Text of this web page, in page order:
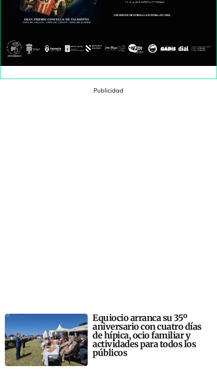
Publicidad
Equiocio arranca su 35º
aniversario con cuatro días
de hípica, ocio familiar y
actividades para todos los
públicos